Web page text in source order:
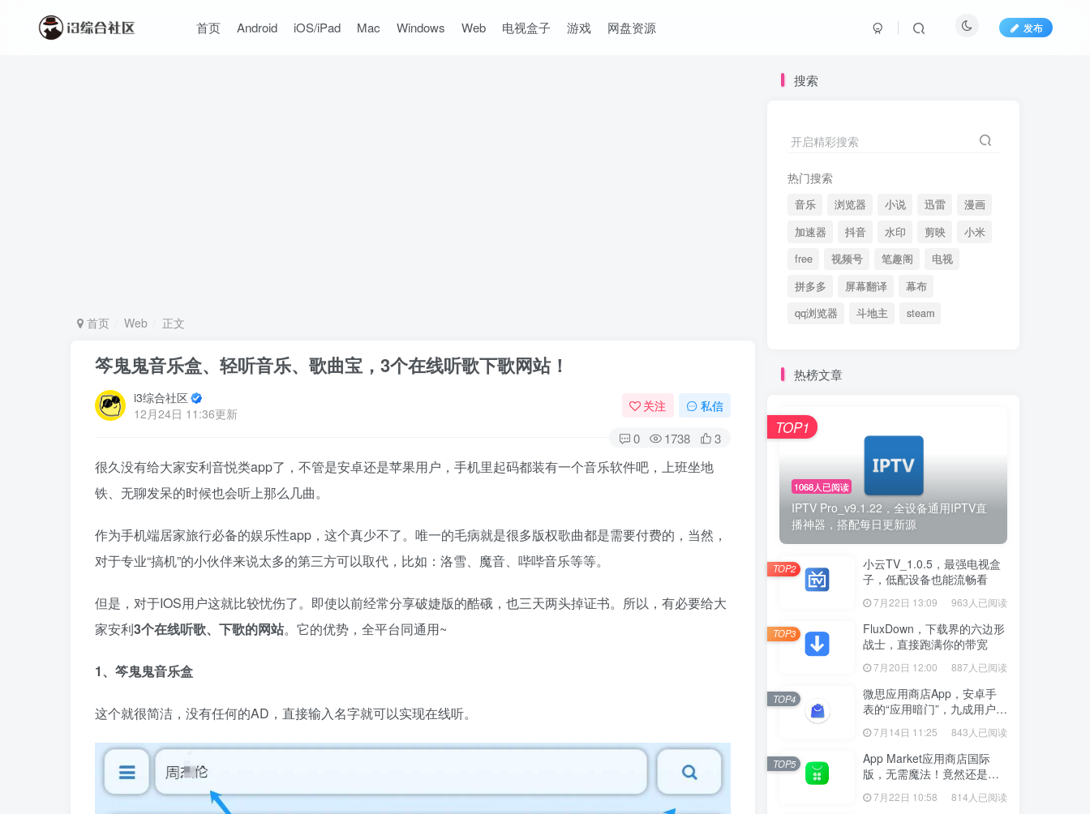
首页 Android iOS/iPad Mac Windows Web 电视盒子 游戏 网盘资源 发布
首页 Web 正文
笒鬼鬼音乐盒、轻听音乐、歌曲宝，3个在线听歌下歌网站！
i3综合社区
12月24日 11:36更新
关注 私信
0 1738 3
很久没有给大家安利音悦类app了，不管是安卓还是苹果用户，手机里起码都装有一个音乐软件吧，上班坐地
铁、无聊发呆的时候也会听上那么几曲。
作为手机端居家旅行必备的娱乐性app，这个真少不了。唯一的毛病就是很多版权歌曲都是需要付费的，当然，
对于专业“搞机”的小伙伴来说太多的第三方可以取代，比如：洛雪、魔音、哔哔音乐等等。
但是，对于IOS用户这就比较忧伤了。即使以前经常分享破婕版的酷硪，也三天两头掉证书。所以，有必要给大
家安利3个在线听歌、下歌的网站。它的优势，全平台同通用~
1、笒鬼鬼音乐盒
这个就很简洁，没有任何的AD，直接输入名字就可以实现在线听。
搜索
开启精彩搜索
热门搜索
音乐 浏览器 小说 迅雷
漫画
加速器
抖音 水印 剪映
小米
free
视频号 笔趣阁
电视
拼多多
屏幕翻译
幕布
qq浏览器
斗地主 steam
热榜文章
1068人已阅读
IPTV Pro_v9.1.22，全设备通用IPTV直
播神器，搭配每日更新源
TOP1
小云TV_1.0.5，最强电视盒
子，低配设备也能流畅看
7月22日 13:09 963人已阅读
TOP2
FluxDown，下载界的六边形
战士，直接跑满你的带宽
7月20日 12:00 887人已阅读
TOP3
微思应用商店App，安卓手
表的“应用暗门”，九成用户还
没发现
7月14日 11:25 843人已阅读
TOP4
App Market应用商店国际
版，无需魔法！竟然还是大
厂出品？
7月22日 10:58 814人已阅读
TOP5